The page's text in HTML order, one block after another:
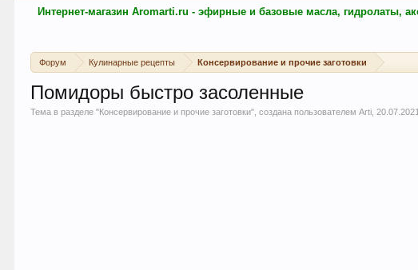
Интернет-магазин Aromarti.ru - эфирные и базовые масла, гидролаты,
Форум Кулинарные рецепты Консервирование и прочие заготовки
Помидоры быстро засоленные
Тема в разделе "Консервирование и прочие заготовки", создана пользователемArti ,20.07.2021